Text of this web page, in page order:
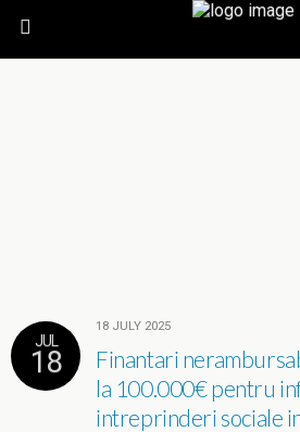
JUL
18
18 JULY 2025
Finantari
la 100.000€ pentru
intreprinderi sociale